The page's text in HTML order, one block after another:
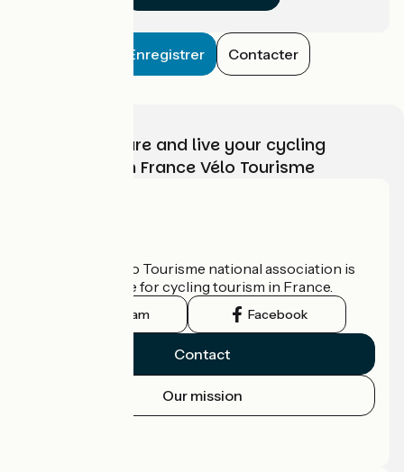
Enregistrer Contacter
Choose, prepare and live your cycling
adventure with France Vélo Tourisme
The France Vélo Tourisme national association is
the official guide for cycling tourism in France.
Instagram Facebook
Contact
Our mission